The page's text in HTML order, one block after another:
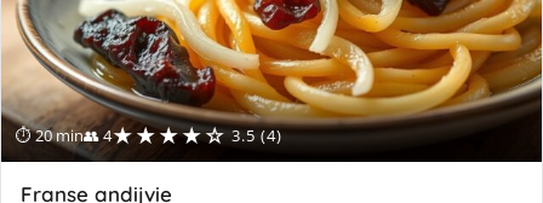
⏱ 20 min👥 4★★★★☆ 3.5 (4)
Franse andijvie